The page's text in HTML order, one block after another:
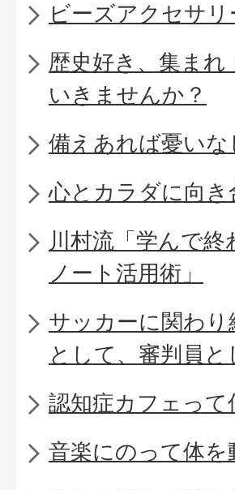
ビーズアクセサリ
歴史好き、集ま
いきませんか？
備えあれば憂いな
心とカラダに向
川村流「学んで
ノート活用術」
サッカーに関わ
として、審判員
認知症カフェって
音楽にのって体